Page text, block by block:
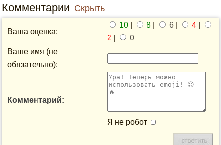
Комментарии Скрыть
Ваша оценка:
10 8 6 4
2
0
Ваше имя (не
обязательно):
Комментарий:
Я не робот